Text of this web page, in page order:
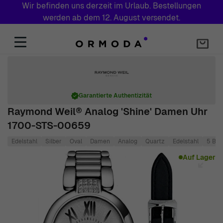
Wir befinden uns derzeit im Urlaub. Bestellungen
werden ab dem 12. August versendet.
Raymond Weil® Analog 'Shine' Damen Uhr
1700-STS-00659
Garantierte Authentizität
Edelstahl Silber Oval Damen Analog Quartz Edelstahl 5
Auf Lager
Click to view image in fullscreen